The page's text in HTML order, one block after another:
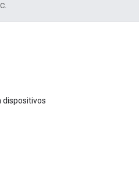
dispositivos